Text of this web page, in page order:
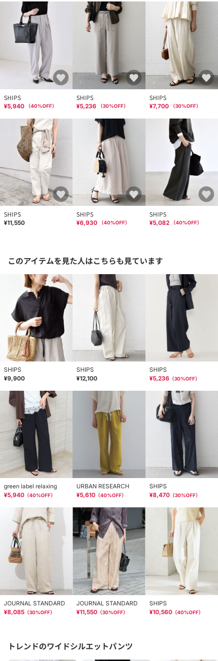
SHIPS
¥5,940 （40%OFF）
SHIPS
¥5,236 （30%OFF）
SHIPS
¥7,700 （30%OFF）
SHIPS
¥11,550
SHIPS
¥6,930 （40%OFF）
SHIPS
¥5,082 （40%OFF）